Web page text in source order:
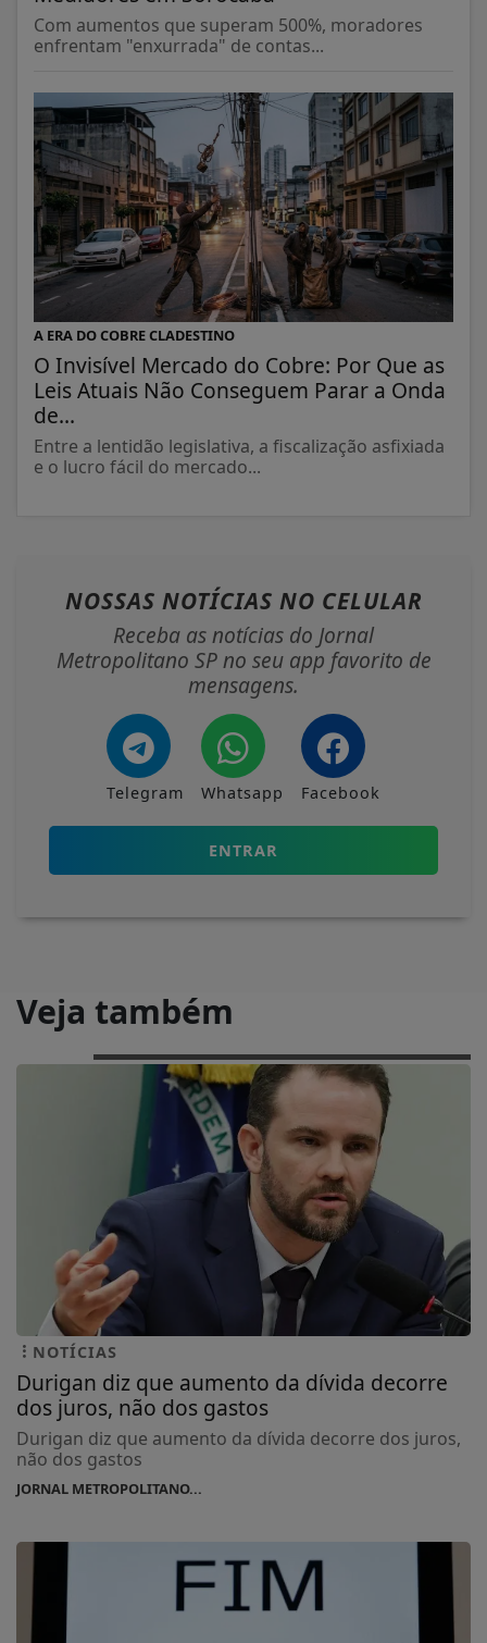
Com aumentos que superam 500%, moradores
enfrentam "enxurrada" de contas...
A ERA DO COBRE CLADESTINO
O Invisível Mercado do Cobre: Por Que as
Leis Atuais Não Conseguem Parar a Onda
de...
Entre a lentidão legislativa, a fiscalização asfixiada
e o lucro fácil do mercado...
NOSSAS NOTÍCIAS NO CELULAR
Receba as notícias do Jornal
Metropolitano SP no seu app favorito de
mensagens.
Telegram Whatsapp Facebook
ENTRAR
Veja também
NOTÍCIAS
Durigan diz que aumento da dívida decorre
dos juros, não dos gastos
Durigan diz que aumento da dívida decorre dos juros,
não dos gastos
JORNAL METROPOLITANO...